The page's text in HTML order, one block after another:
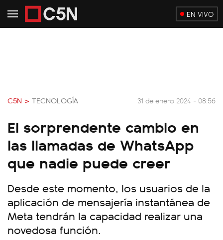
EN VIVO
C5N > TECNOLOGÍA 31 de enero 2024 - 08:56
El sorprendente cambio en
las llamadas de WhatsApp
que nadie puede creer
Desde este momento, los usuarios de la
aplicación de mensajería instantánea de
Meta tendrán la capacidad realizar una
novedosa función.